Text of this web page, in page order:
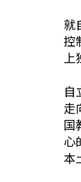
就
控
上
自
走
国
心
本